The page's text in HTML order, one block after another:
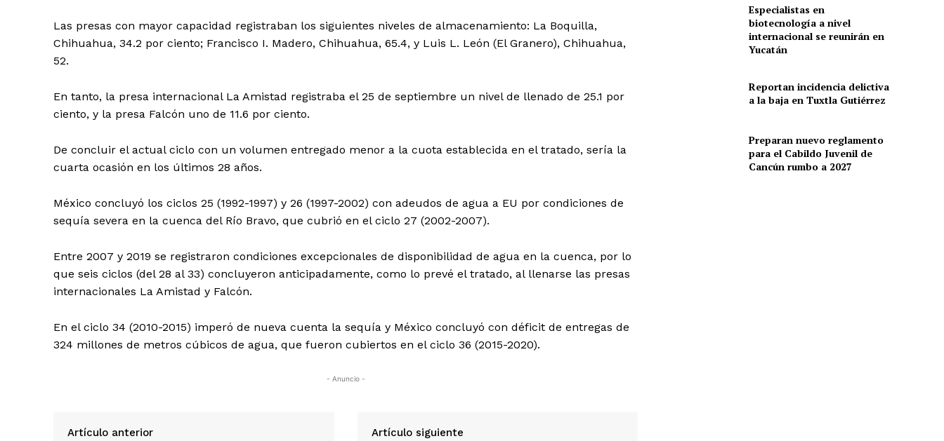
Las presas con mayor capacidad registraban los siguientes niveles de almacenamiento: La Boquilla,
Chihuahua, 34.2 por ciento; Francisco I. Madero, Chihuahua, 65.4, y Luis L. León (El Granero), Chihuahua,
52.
En tanto, la presa internacional La Amistad registraba el 25 de septiembre un nivel de llenado de 25.1 por
ciento, y la presa Falcón uno de 11.6 por ciento.
De concluir el actual ciclo con un volumen entregado menor a la cuota establecida en el tratado, sería la
cuarta ocasión en los últimos 28 años.
México concluyó los ciclos 25 (1992-1997) y 26 (1997-2002) con adeudos de agua a EU por condiciones de
sequía severa en la cuenca del Río Bravo, que cubrió en el ciclo 27 (2002-2007).
Entre 2007 y 2019 se registraron condiciones excepcionales de disponibilidad de agua en la cuenca, por lo
que seis ciclos (del 28 al 33) concluyeron anticipadamente, como lo prevé el tratado, al llenarse las presas
internacionales La Amistad y Falcón.
En el ciclo 34 (2010-2015) imperó de nueva cuenta la sequía y México concluyó con déficit de entregas de
324 millones de metros cúbicos de agua, que fueron cubiertos en el ciclo 36 (2015-2020).
- Anuncio -
Artículo anterior Artículo siguiente
Especialistas en
biotecnología a nivel
internacional se reunirán en
Yucatán
Reportan incidencia delictiva
a la baja en Tuxtla Gutiérrez
Preparan nuevo reglamento
para el Cabildo Juvenil de
Cancún rumbo a 2027